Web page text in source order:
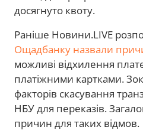
досягнуто квоту.
Раніше Новини.LIVE
Ощадбанку назвали
можливі відхилення
платіжними картками.
факторів скасування
НБУ для переказів.
причин для таких відмов.